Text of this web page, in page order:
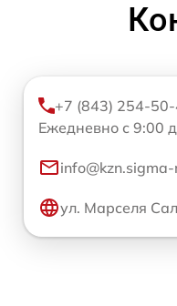
+7 (843) 254-
Ежедневно с 9:00
ул. Марселя